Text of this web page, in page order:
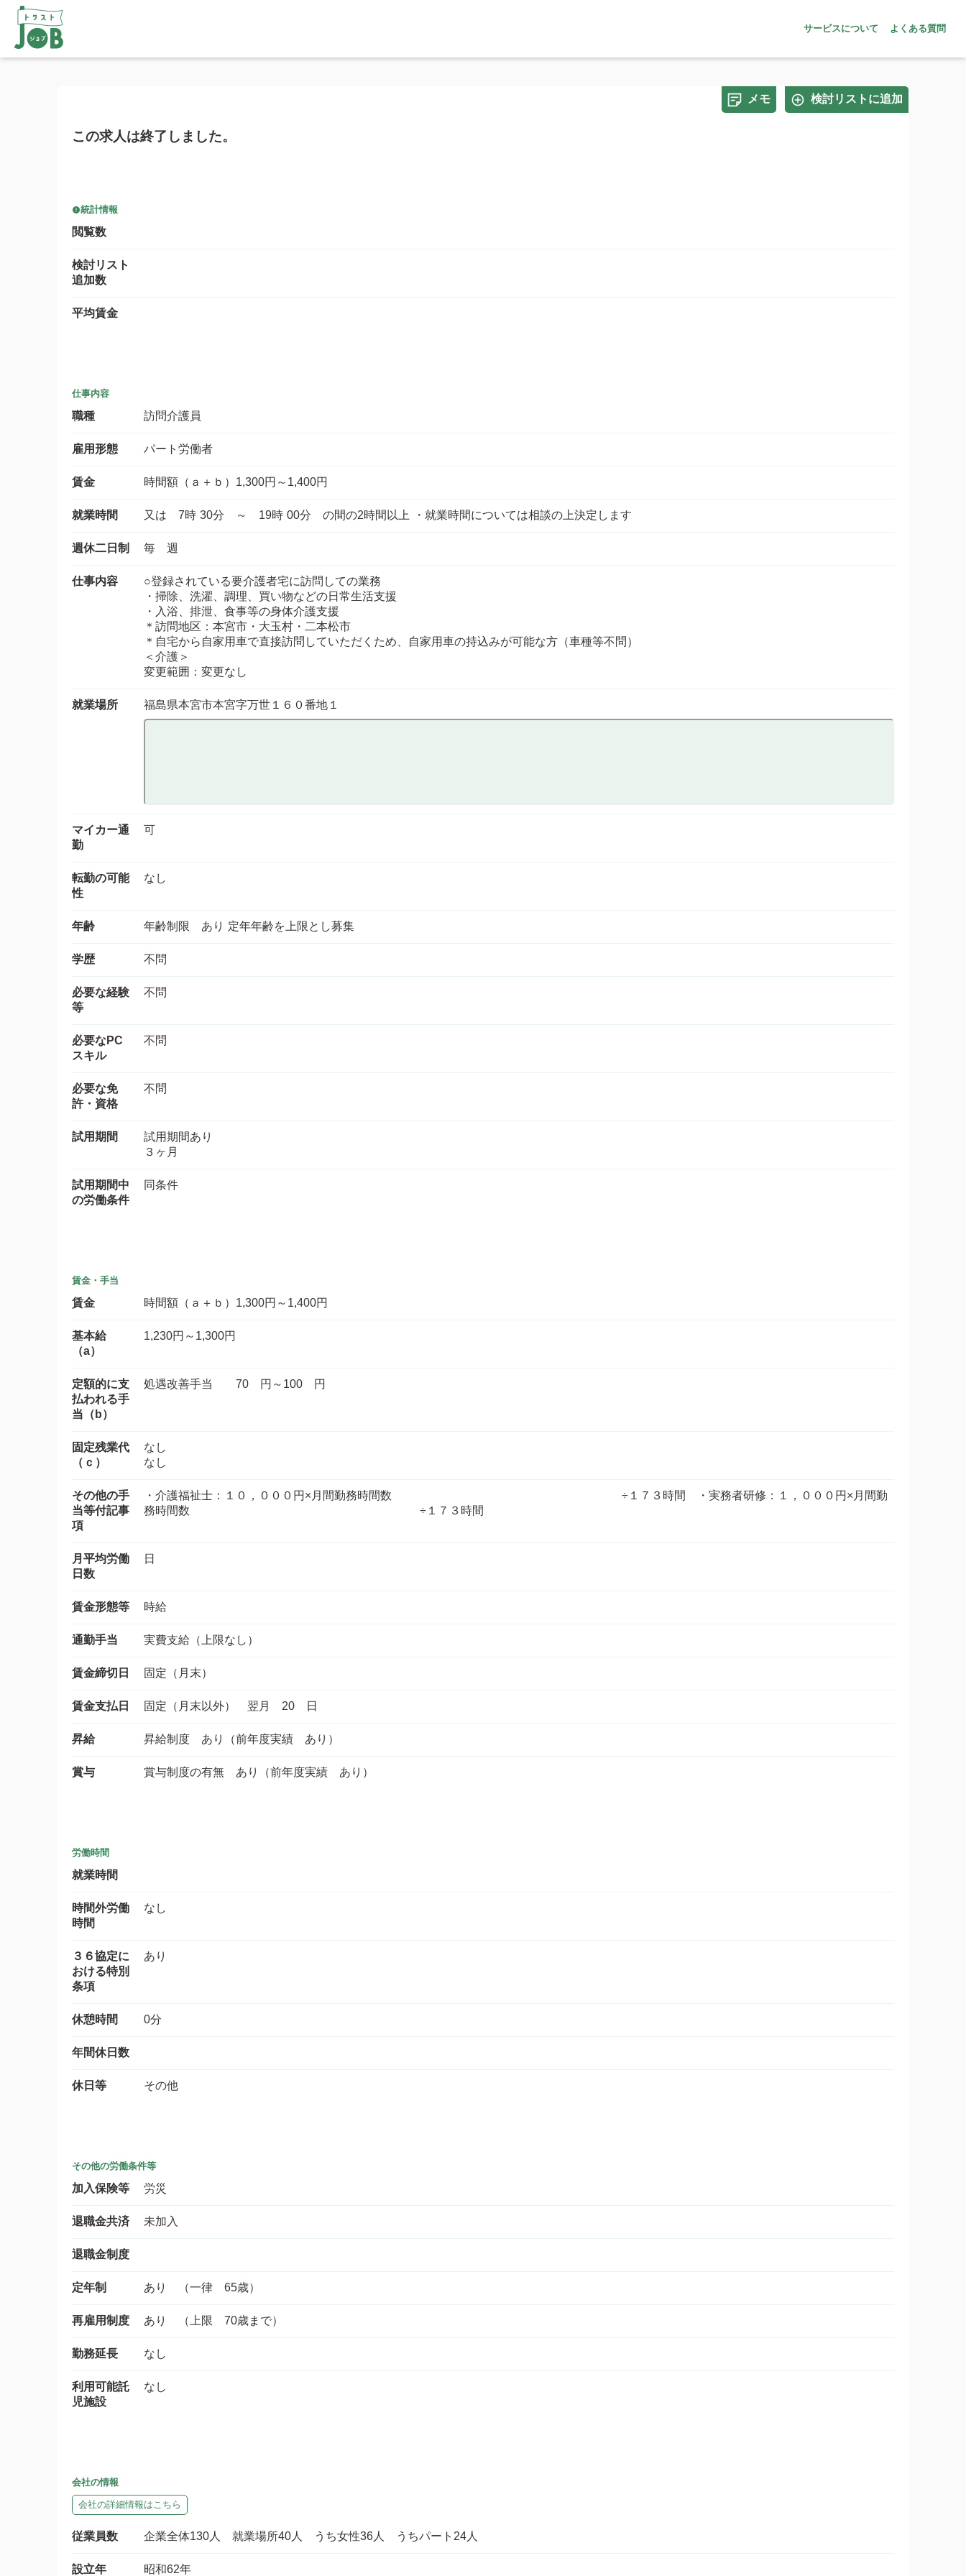
サービスについて よくある質問
メモ 検討リストに追加
この求人は終了しました。
統計情報
閲覧数
検討リスト
追加数
平均賃金
仕事内容
職種 訪問介護員
雇用形態 パート労働者
賃金 時間額（ａ＋ｂ）1,300円～1,400円
就業時間 又は 7時 30分 ～ 19時 00分 の間の2時間以上 ・就業時間については相談の上決定します
週休二日制 毎 週
仕事内容
○登録されている要介護者宅に訪問しての業務
・掃除、洗濯、調理、買い物などの日常生活支援
・入浴、排泄、食事等の身体介護支援
＊訪問地区：本宮市・大玉村・二本松市
＊自宅から自家用車で直接訪問していただくため、自家用車の持込みが可能な方（車種等不問）
＜介護＞
変更範囲：変更なし
就業場所 福島県本宮市本宮字万世１６０番地１
マイカー通
勤
可
転勤の可能
性
なし
年齢 年齢制限 あり 定年年齢を上限とし募集
学歴 不問
必要な経験
等
不問
必要なPC
スキル
不問
必要な免
許・資格
不問
試用期間
試用期間あり
３ヶ月
試用期間中
の労働条件
同条件
賃金・手当
賃金 時間額（ａ＋ｂ）1,300円～1,400円
基本給
（a）
1,230円～1,300円
定額的に支
払われる手
当（b）
処遇改善手当 70 円～100 円
固定残業代
（ｃ）
なし
なし
その他の手
当等付記事
項
・介護福祉士：１０，０００円×月間勤務時間数 ÷１７３時間 ・実務者研修：１，０００円×月間勤
務時間数 ÷１７３時間
月平均労働
日数
日
賃金形態等 時給
通勤手当 実費支給（上限なし）
賃金締切日 固定（月末）
賃金支払日 固定（月末以外） 翌月 20 日
昇給 昇給制度 あり（前年度実績 あり）
賞与 賞与制度の有無 あり（前年度実績 あり）
労働時間
就業時間
時間外労働
時間
なし
３６協定に
おける特別
条項
あり
休憩時間 0分
年間休日数
休日等 その他
その他の労働条件等
加入保険等 労災
退職金共済 未加入
退職金制度
定年制 あり （一律 65歳）
再雇用制度 あり （上限 70歳まで）
勤務延長 なし
利用可能託
児施設
なし
会社の情報
会社の詳細情報はこちら
従業員数 企業全体130人 就業場所40人 うち女性36人 うちパート24人
設立年 昭和62年